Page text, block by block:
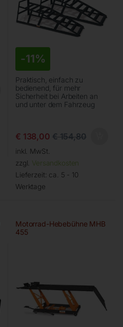
-11%
Praktisch, einfach zu
bedienend, für mehr
Sicherheit bei Arbeiten an
und unter dem Fahrzeug
€ 138,00 €154,80
inkl. MwSt.
zzgl. Versandkosten
Lieferzeit: ca. 5 - 10
Werktage
Motorrad-Hebebühne MHB
455